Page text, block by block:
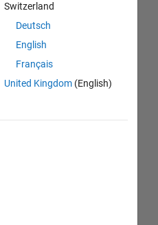
Switzerland
Deutsch
English
Français
United Kingdom(English)